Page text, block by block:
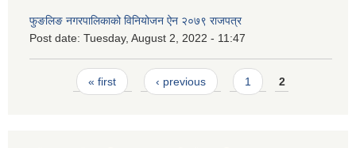
फुङलिङ नगरपालिकाको विनियोजन ऐन २०७९ राजपत्र
Post date: Tuesday, August 2, 2022 - 11:47
Pages« first ‹ previous 1 2